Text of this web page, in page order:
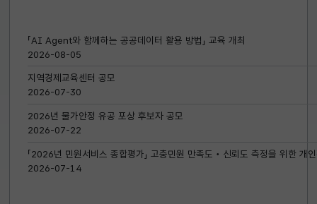
공지
「AI Agent와 함께하는 공공데이터 활용 방법」 교육 개최
2026-08-05
지역경제교육센터 공모
2026-07-30
2026년 물가안정 유공 포상 후보자 공모
2026-07-22
「2026년 민원서비스 종합평가」 고충민원 만족도‧신뢰도 측정을 위한 개
2026-07-14